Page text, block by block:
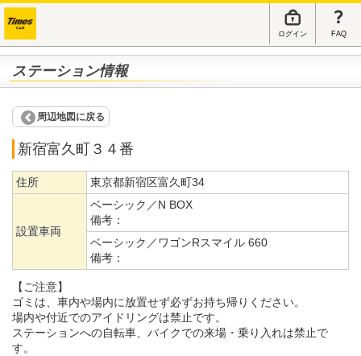
ログイン FAQ
ステーション情報
周辺地図に戻る
新宿富久町３４番
住所 東京都新宿区富久町34
設置車両
ベーシック／N BOX
備考：
ベーシック／ワゴンRスマイル 660
備考：
【ご注意】
ゴミは、車内や場内に放置せず必ずお持ち帰りください。
場内や付近でのアイドリングは禁止です。
ステーションへの自転車、バイクでの来場・乗り入れは禁止で
す。